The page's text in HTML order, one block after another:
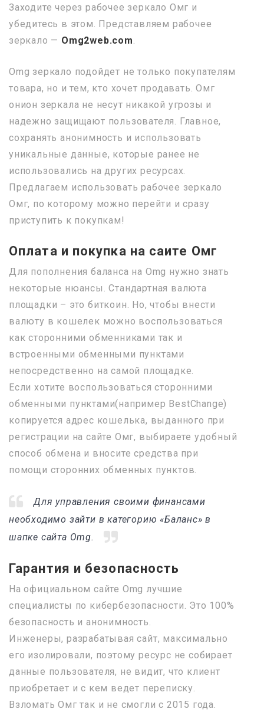
Заходите через рабочее зеркало Омг и
убедитесь в этом. Представляем рабочее
зеркало — Omg2web.com
Omg зеркало подойдет не только покупателям
товара, но и тем, кто хочет продавать. Омг
онион зеркала не несут никакой угрозы и
надежно защищают пользователя. Главное,
сохранять анонимность и использовать
уникальные данные, которые ранее не
использовались на других ресурсах.
Предлагаем использовать рабочее зеркало
Омг, по которому можно перейти и сразу
приступить к покупкам!
Оплата и покупка на саите Омг
Для пополнения баланса на Omg нужно знать
некоторые нюансы. Стандартная валюта
площадки – это биткоин. Но, чтобы внести
валюту в кошелек можно воспользоваться
как сторонними обменниками так и
встроенными обменными пунктами
непосредственно на самой площадке.
Если хотите воспользоваться сторонними
обменными пунктами(например BestChange)
копируется адрес кошелька, выданного при
регистрации на сайте Омг, выбираете удобный
способ обмена и вносите средства при
помощи сторонних обменных пунктов.
Для управления своими финансами
необходимо зайти в категорию «Баланс» в
шапке сайта Omg.
Гарантия и безопасность
На официальном сайте Omg лучшие
специалисты по кибербезопасности. Это 100%
безопасность и анонимность.
Инженеры, разрабатывая сайт, максимально
его изолировали, поэтому ресурс не собирает
данные пользователя, не видит, что клиент
приобретает и с кем ведет переписку.
Взломать Омг так и не смогли с 2015 года.